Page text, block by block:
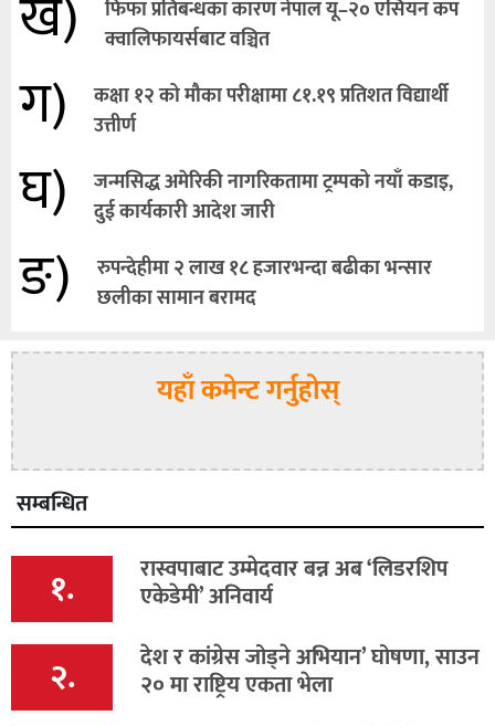
ख)
फिफा प्रतिबन्धका कारण नेपाल यू–२० एसियन कप
क्वालिफायर्सबाट वञ्चित
ग)
कक्षा १२ को मौका परीक्षामा ८१.१९ प्रतिशत विद्यार्थी
उत्तीर्ण
घ)
जन्मसिद्ध अमेरिकी नागरिकतामा ट्रम्पको नयाँ कडाइ,
दुई कार्यकारी आदेश जारी
ङ)
रुपन्देहीमा २ लाख १८ हजारभन्दा बढीका भन्सार
छलीका सामान बरामद
यहाँ कमेन्ट गर्नुहोस्
सम्बन्धित
१. रास्वपाबाट उम्मेदवार बन्न अब ‘लिडरशिप
एकेडेमी’ अनिवार्य
२. देश र कांग्रेस जोड्ने अभियान’ घोषणा, साउन
२० मा राष्ट्रिय एकता भेला